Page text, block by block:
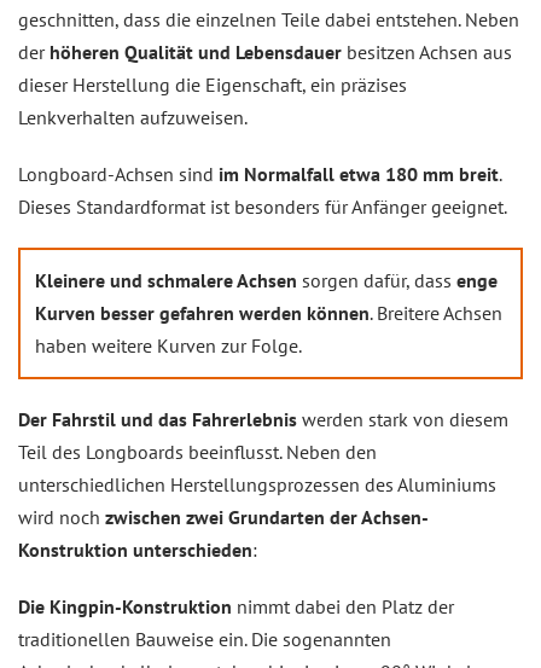
geschnitten, dass die einzelnen Teile dabei entstehen. Neben
der höheren Qualität und Lebensdauer besitzen Achsen aus
dieser Herstellung die Eigenschaft, ein präzises
Lenkverhalten aufzuweisen.
Longboard-Achsen sind im Normalfall etwa 180 mm breit.
Dieses Standardformat ist besonders für Anfänger geeignet.
Kleinere und schmalere Achsen sorgen dafür, dass enge
Kurven besser gefahren werden können. Breitere Achsen
haben weitere Kurven zur Folge.
Der Fahrstil und das Fahrerlebnis werden stark von diesem
Teil des Longboards beeinflusst. Neben den
unterschiedlichen Herstellungsprozessen des Aluminiums
wird noch zwischen zwei Grundarten der Achsen-
Konstruktion unterschieden:
Die Kingpin-Konstruktion nimmt dabei den Platz der
traditionellen Bauweise ein. Die sogenannten